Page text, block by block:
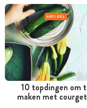
ARTIKEL
10 topdingen om
maken met